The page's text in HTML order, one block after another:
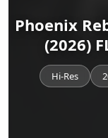
Phoenix
(2026)
Hi-Res